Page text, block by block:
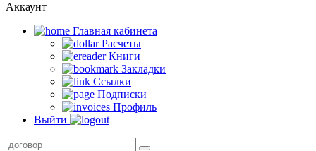
Аккаунт
Главная кабинета
Расчеты
Книги
Закладки
Ссылки
Подписки
Профиль
Выйти